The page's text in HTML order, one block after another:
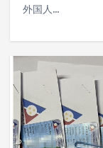
外国人…